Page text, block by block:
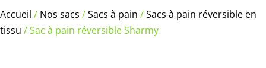
Accueil / Nos sacs /Sacs à pain /Sacs à pain réversible en
tissu / Sac à pain réversible Sharmy